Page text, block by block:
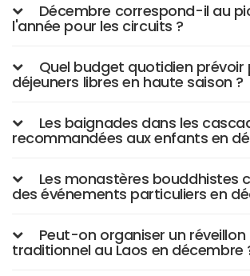
Décembre correspond-il au
l'année pour les circuits ?
Quel budget quotidien prévoir
déjeuners libres en haute saison ?
Les baignades dans les
recommandées aux enfants en
Les monastères bouddhistes
des événements particuliers en
Peut-on organiser un réveillon
traditionnel au Laos en décembre